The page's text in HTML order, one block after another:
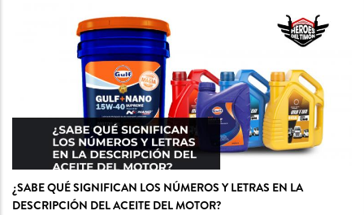
¿SABE QUÉ SIGNIFICAN LOS NÚMEROS Y LETRAS EN LA
DESCRIPCIÓN DEL ACEITE DEL MOTOR?